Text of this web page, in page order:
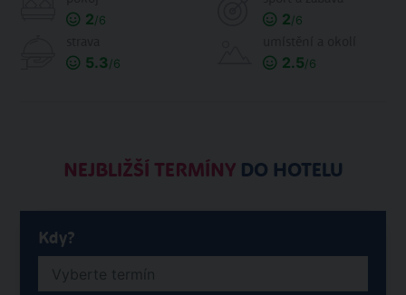
2/6 2/6
5.3/6 2.5/6
NEJBLIŽŠÍ TERMÍNYDO HOTELU
Kdy?